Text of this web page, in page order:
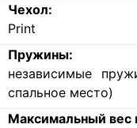
Чехол:
Print
Пружины:
независимые
спальное место)
Максимальный вес